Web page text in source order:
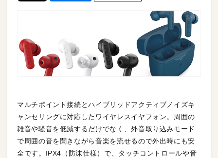
マルチポイント接続とハイブリッドアクティブノイズキ
ャンセリングに対応したワイヤレスイヤフォン。周囲の
雑音や騒音を低減するだけでなく、外音取り込みモード
で周囲の音を聞きながら音楽を流せるので外出時にも安
全です。IPX4（防沫仕様）で、タッチコントロールや音